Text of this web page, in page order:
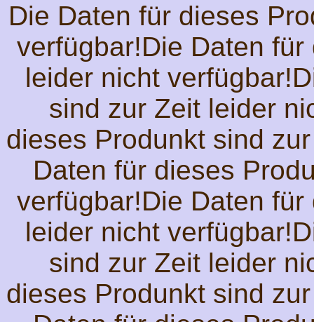
Die Daten für dieses
verfügbar!Die Daten
leider nicht
sind zur Zeit leider
dieses Produnkt sind
Daten für dieses
verfügbar!Die Daten
leider nicht
sind zur Zeit leider
dieses Produnkt sind